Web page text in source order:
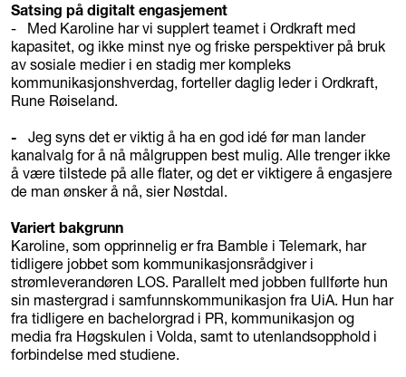
Satsing på digitalt engasjement
- Med Karoline har vi supplert teamet i Ordkraft med
kapasitet, og ikke minst nye og friske perspektiver på bruk
av sosiale medier i en stadig mer kompleks
kommunikasjonshverdag, forteller daglig leder i Ordkraft,
Rune Røiseland.
- Jeg syns det er viktig å ha en god idé før man lander
kanalvalg for å nå målgruppen best mulig. Alle trenger ikke
å være tilstede på alle flater, og det er viktigere å engasjere
de man ønsker å nå, sier Nøstdal.
Variert bakgrunn
Karoline, som opprinnelig er fra Bamble i Telemark, har
tidligere jobbet som kommunikasjonsrådgiver i
strømleverandøren LOS. Parallelt med jobben fullførte hun
sin mastergrad i samfunnskommunikasjon fra UiA. Hun har
fra tidligere en bachelorgrad i PR, kommunikasjon og
media fra Høgskulen i Volda, samt to utenlandsopphold i
forbindelse med studiene.